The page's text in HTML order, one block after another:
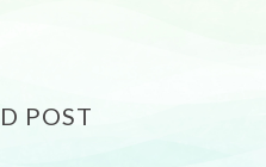
POST